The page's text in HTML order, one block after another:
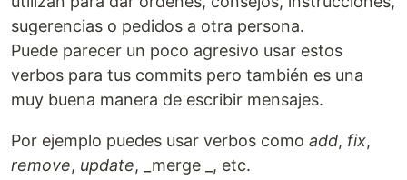
sugerencias o pedidos a otra persona.
Puede parecer un poco agresivo usar estos
verbos para tus commits pero también es una
muy buena manera de escribir mensajes.
Por ejemplo puedes usar verbos como add, fix,
remove, update, _merge _, etc.